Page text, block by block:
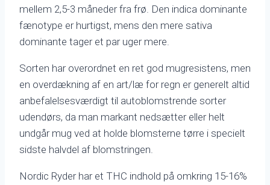
mellem 2,5-3 måneder fra frø. Den indica dominante
fænotype er hurtigst, mens den mere sativa
dominante tager et par uger mere.
Sorten har overordnet en ret god mugresistens, men
en overdækning af en art/læ for regn er generelt altid
anbefalelsesværdigt til autoblomstrende sorter
udendørs, da man markant nedsætter eller helt
undgår mug ved at holde blomsterne tørre i specielt
sidste halvdel af blomstringen.
Nordic Ryder har et THC indhold på omkring 15-16%